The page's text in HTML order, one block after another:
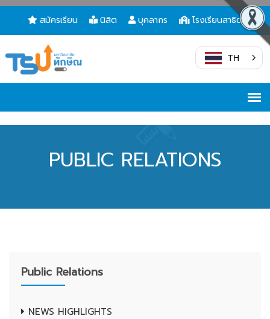
สมัครเรียน นิสิต บุคลากร โรงเรียนสาธิต
TH
PUBLIC RELATIONS
Public Relations
NEWS HIGHLIGHTS